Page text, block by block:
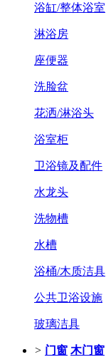
浴缸/整体浴室
淋浴房
座便器
洗脸盆
花洒/淋浴头
浴室柜
卫浴镜及配件
水龙头
洗物槽
水槽
浴桶/木质洁具
公共卫浴设施
玻璃洁具
> 门窗 木门窗